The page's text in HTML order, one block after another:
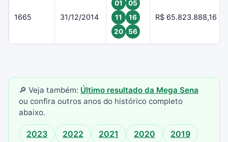
1665 31/12/2014
01
05
11
16
20
56
R$ 65.823.888,16
🔎 Veja também: Último resultado da Mega Sena
ou confira outros anos do histórico completo
abaixo.
2023 2022 2021 2020
2019